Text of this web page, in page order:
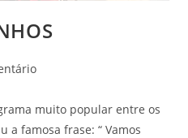
muito popular entre os
a famosa frase: “ Vamos